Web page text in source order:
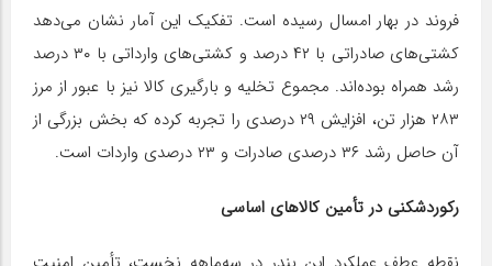
فروند در بهار امسال رسیده است. تفکیک این آمار نشان می‌دهد
کشتی‌های صادراتی با ۴۲ درصد و کشتی‌های وارداتی با ۳۰ درصد
رشد همراه بوده‌اند. مجموع تخلیه و بارگیری کالا نیز با عبور از مرز
۲۸۳ هزار تن، افزایش ۲۹ درصدی را تجربه کرده که بخش بزرگی از
آن حاصل رشد ۳۶ درصدی صادرات و ۲۳ درصدی واردات است.
رکوردشکنی در تأمین کالاهای اساسی